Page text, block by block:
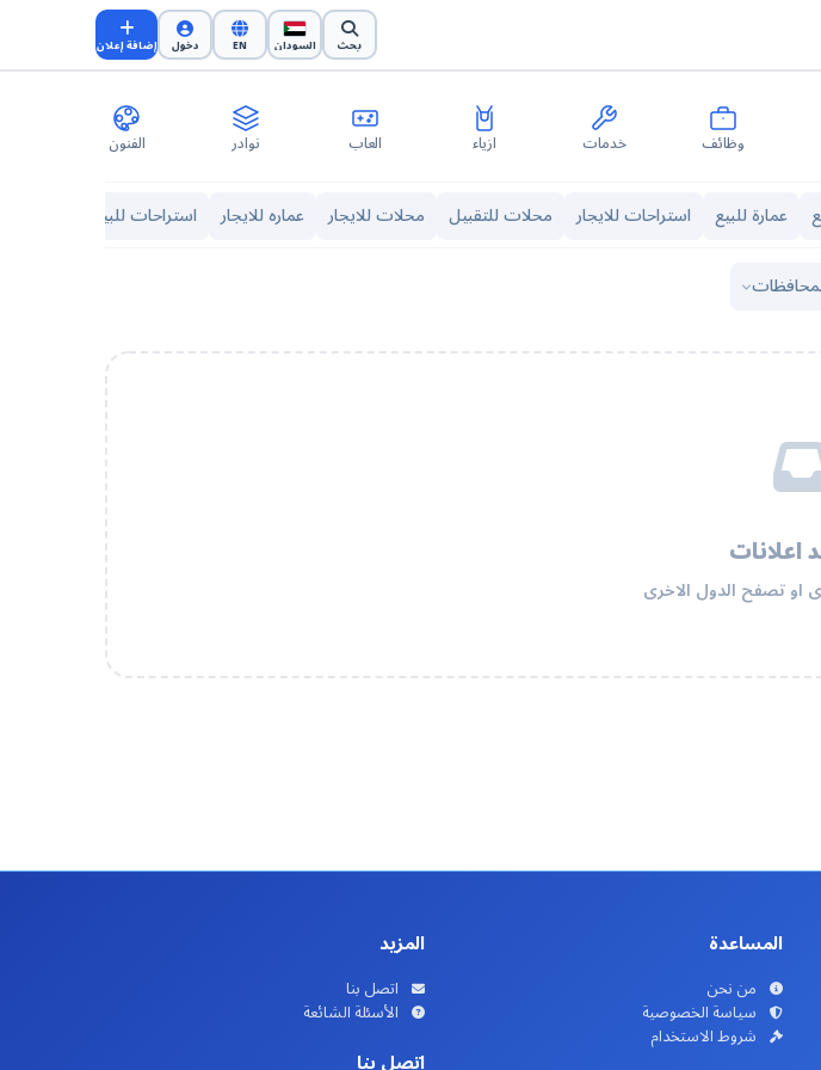
بحث السودان EN دخول إضافة إعلان
وظائف خدمات ازياء العاب نوادر الفنون
عمارة للبيع استراحات للايجار محلات للتقبيل محلات للايجار عماره للايجار استراحات للبيع
اعلانات
او تصفح الدول الاخرى
المساعدة
من نحن
سياسة الخصوصية
شروط الاستخدام
المزيد
اتصل بنا
الأسئلة الشائعة